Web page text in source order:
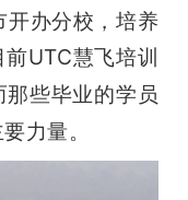
办分校，培养
UTC慧飞培训
些毕业的学员
力量。